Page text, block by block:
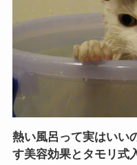
熱い風呂って実はいい
す美容効果とタモリ式